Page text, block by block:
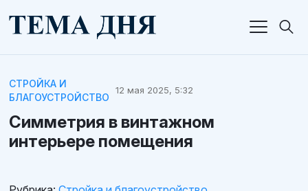
СТРОЙКА И
БЛАГОУСТРОЙСТВО
12 мая 2025, 5:32
Симметрия в винтажном
интерьере помещения